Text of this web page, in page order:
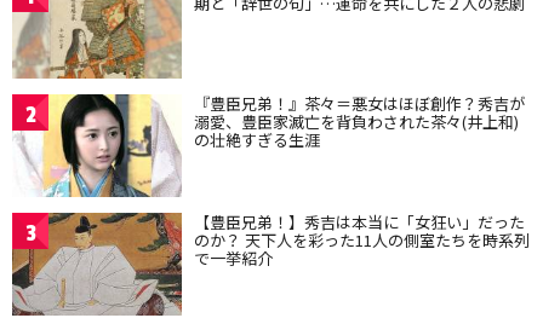
2 『豊臣兄弟！』茶々＝悪女はほぼ創作？秀吉が
溺愛、豊臣家滅亡を背負わされた茶々(井上和)
の壮絶すぎる生涯
3 【豊臣兄弟！】秀吉は本当に「女狂い」だった
のか？ 天下人を彩った11人の側室たちを時系列
で一挙紹介